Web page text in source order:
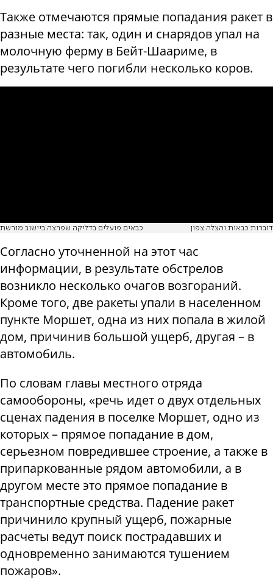
Также отмечаются прямые попадания ракет в
разные места: так, один и снарядов упал на
молочную ферму в Бейт-Шаариме, в
результате чего погибли несколько коров.
כבאים פועלים בדליקה שפרצה ביישוב מורשת דוברות כבאות והצלה צפון
Согласно уточненной на этот час
информации, в результате обстрелов
возникло несколько очагов возгораний.
Кроме того, две ракеты упали в населенном
пункте Моршет, одна из них попала в жилой
дом, причинив большой ущерб, другая – в
автомобиль.
По словам главы местного отряда
самообороны, «речь идет о двух отдельных
сценах падения в поселке Моршет, одно из
которых – прямое попадание в дом,
серьезном повредившее строение, а также в
припаркованные рядом автомобили, а в
другом месте это прямое попадание в
транспортные средства. Падение ракет
причинило крупный ущерб, пожарные
расчеты ведут поиск пострадавших и
одновременно занимаются тушением
пожаров».